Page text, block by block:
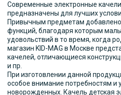
Современные электронные
предназначены для лучших
Привычным предметам
функций, благодаря которым
удовольствий в то время, когда
магазин KID-MAG в Москве
качелей, отличающиеся
и пр.
При изготовлении данной
особое внимание потребностям и
новорожденных. Качель детская